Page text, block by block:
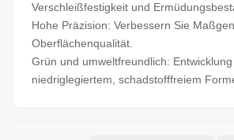
Verschleißfestigkeit und
Hohe Präzision: Verbessern Sie
Oberflächenqualität.
Grün und umweltfreundlich:
niedriglegiertem, schadstofffreiem